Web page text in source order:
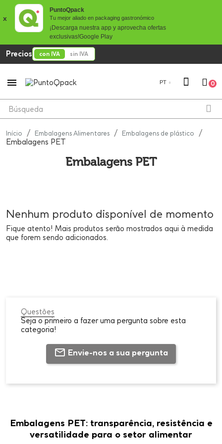
x
PuntoQpack
Tu mejor aliado en packaging gastronómico
¡Descarga nuestra app y aprovecha ofertas
exclusivas!Google Play
Precios con IVA sin IVA
 PT 0
Início Embalagens Alimentares Embalagens de plástico
Embalagens PET
Embalagens PET
Nenhum produto disponível de momento
Fique atento! Mais produtos serão mostrados aqui à medida
que forem sendo adicionados.
Questões
Seja o primeiro a fazer uma pergunta sobre esta
categoria!
Envie-nos a sua pergunta
Embalagens PET: transparência, resistência e
versatilidade para o setor alimentar